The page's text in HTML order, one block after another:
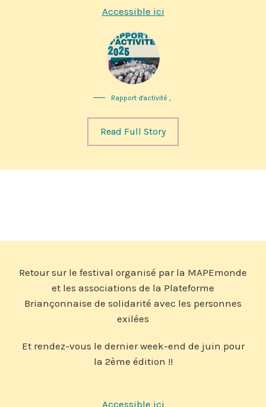
Accessible ici
Rapport d'activité ,
Read Full Story
Retour sur le festival organisé par la MAPEmonde
et les associations de la Plateforme
Briançonnaise de solidarité avec les personnes
exilées
Et rendez-vous le dernier week-end de juin pour
la 2ème édition !!
Accessible ici